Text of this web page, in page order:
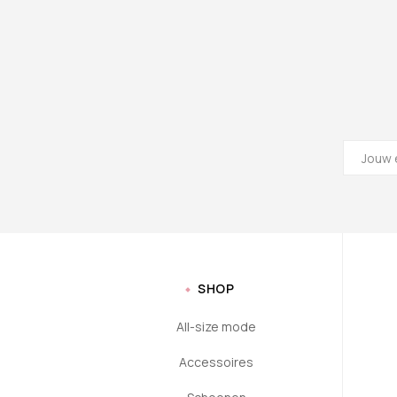
SHOP
All-size mode
Accessoires